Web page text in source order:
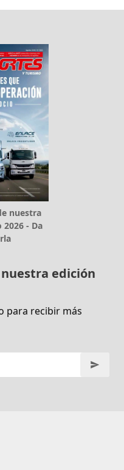
nuestra
- Da
edición
para recibir más